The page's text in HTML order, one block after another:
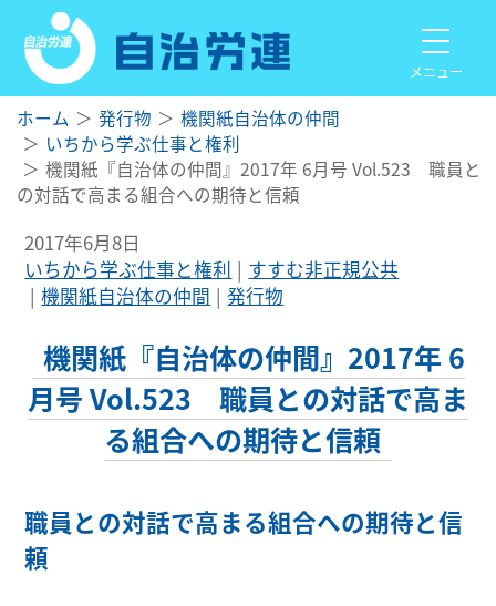
メニュー
ホーム 発行物
機関紙自治体の仲間
いちから学ぶ仕事と権利
機関紙『自治体の仲間』2017年 6月号 Vol.523 職員と
の対話で高まる組合への期待と信頼
2017年6月8日
いちから学ぶ仕事と権利
すすむ非正規公共
機関紙自治体の仲間
発行物
機関紙『自治体の仲間』2017年 6
月号 Vol.523 職員との対話で高ま
る組合への期待と信頼
職員との対話で高まる組合への期待と信
頼